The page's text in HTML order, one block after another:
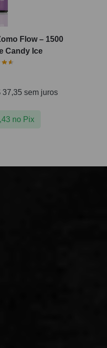
Flow – 1500
Candy Ice
37,35 sem juros
no Pix